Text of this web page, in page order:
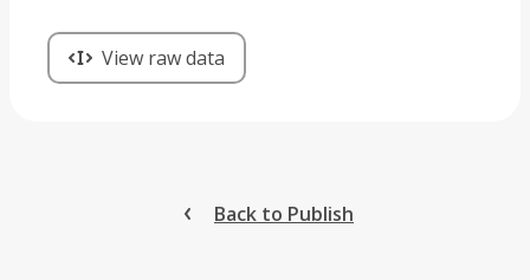
View raw data
Back to Publish